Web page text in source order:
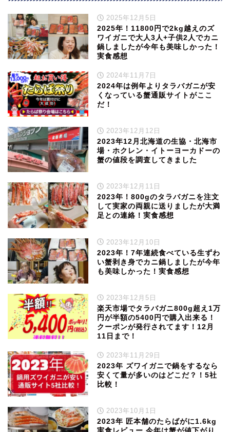
2025年12月5日
2025年！11800円で2kg越えのズ
ワイガニで大人3人+子供2人でカニ
鍋しましたが今年も美味しかった！
実食感想
2024年11月7日
2024年は例年よりタラバガニが安
くなっている蟹通販サイトがここ
だ！
2023年12月12日
2023年12月北海道の生協・北海市
場・ホクレン・イトーヨーカドーの
蟹の値段を調査してきました
2023年12月11日
2023年！800gのタラバガニを注文
して実家の両親に送りましたが大満
足との連絡！実食感想
2023年12月10日
2023年！7年連続食べている生ずわ
い蟹剥き身でカニ鍋しましたが今年
も美味しかった！実食感想
2023年12月5日
楽天市場でタラバガニ800g超え1万
円が半額の5400円で購入出来る！
クーポンが発行されてます！12月
11日まで！
2023年11月29日
2023年 ズワイガニで鍋をするなら
安くて量が多いのはどこだ？！5社
比較！
2023年10月1日
2023年 匠本舗のたらばがに1.6kg